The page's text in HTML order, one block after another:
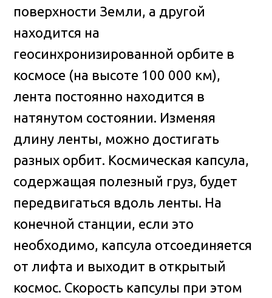
поверхности Земли, а другой
находится на
геосинхронизированной орбите в
космосе (на высоте 100 000 км),
лента постоянно находится в
натянутом состоянии. Изменяя
длину ленты, можно достигать
разных орбит. Космическая капсула,
содержащая полезный груз, будет
передвигаться вдоль ленты. На
конечной станции, если это
необходимо, капсула отсоединяется
от лифта и выходит в открытый
космос. Скорость капсулы при этом